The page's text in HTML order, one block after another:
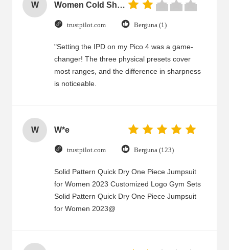
W Women Cold Shoulder V Neck Rayon Blouse
trustpilot.com Berguna (1)
"Setting the IPD on my Pico 4 was a game-
changer! The three physical presets cover
most ranges, and the difference in sharpness
is noticeable.
W W*e
trustpilot.com Berguna (123)
Solid Pattern Quick Dry One Piece Jumpsuit
for Women 2023 Customized Logo Gym Sets
Solid Pattern Quick Dry One Piece Jumpsuit
for Women 2023@